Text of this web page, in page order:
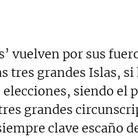
vuelven por sus
tres grandes Islas, si
siendo el
grandes
clave escaño